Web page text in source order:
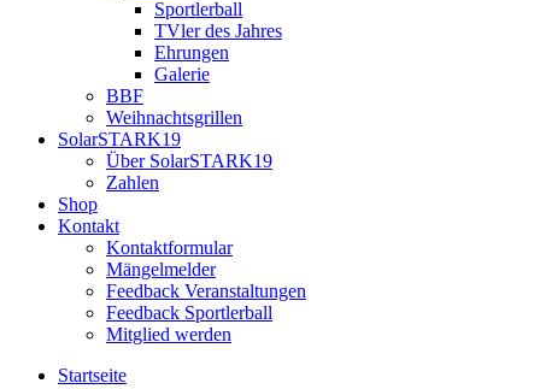
Sportlerball
TVler des Jahres
Ehrungen
Galerie
BBF
Weihnachtsgrillen
SolarSTARK19
Über SolarSTARK19
Zahlen
Shop
Kontakt
Kontaktformular
Mängelmelder
Feedback Veranstaltungen
Feedback Sportlerball
Mitglied werden
Startseite